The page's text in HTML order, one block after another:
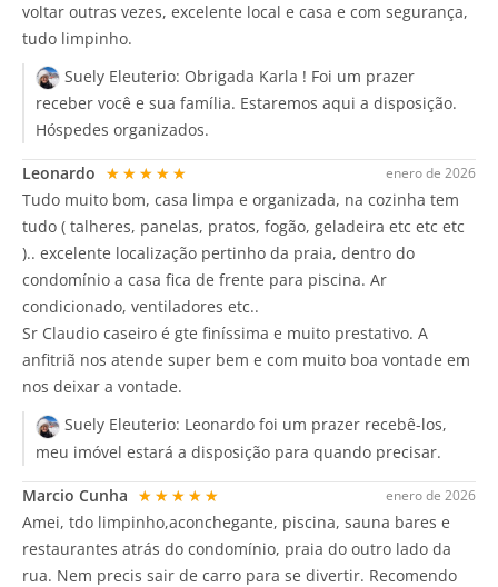
voltar outras vezes, excelente local e casa e com segurança,
tudo limpinho.
Suely Eleuterio: Obrigada Karla ! Foi um prazer
receber você e sua família. Estaremos aqui a disposição.
Hóspedes organizados.
enero de 2026
Leonardo ★★★★★
Tudo muito bom, casa limpa e organizada, na cozinha tem
tudo ( talheres, panelas, pratos, fogão, geladeira etc etc etc
).. excelente localização pertinho da praia, dentro do
condomínio a casa fica de frente para piscina. Ar
condicionado, ventiladores etc..
Sr Claudio caseiro é gte finíssima e muito prestativo. A
anfitriã nos atende super bem e com muito boa vontade em
nos deixar a vontade.
Suely Eleuterio: Leonardo foi um prazer recebê-los,
meu imóvel estará a disposição para quando precisar.
enero de 2026
Marcio Cunha ★★★★★
Amei, tdo limpinho,aconchegante, piscina, sauna bares e
restaurantes atrás do condomínio, praia do outro lado da
rua. Nem precis sair de carro para se divertir. Recomendo